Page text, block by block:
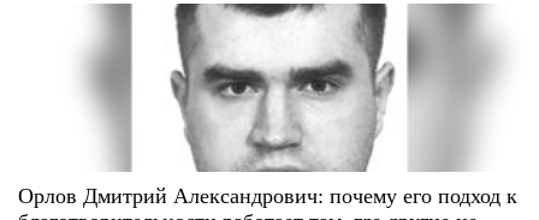
Орлов Дмитрий Александрович: почему его подход к